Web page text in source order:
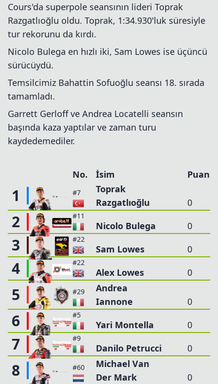
Cours'da superpole seansının lideri Toprak
Razgatlıoğlu oldu. Toprak, 1:34.930'luk süresiyle
tur rekorunu da kırdı.
Nicolo Bulega en hızlı iki, Sam Lowes ise üçüncü
sürücüydü.
Temsilcimiz Bahattin Sofuoğlu seansı 18. sırada
tamamladı.
Garrett Gerloff ve Andrea Locatelli seansın
başında kaza yaptılar ve zaman turu
kaydedemediler.
No. İsim Puan
1 #7
Toprak
Razgatlıoğlu
0
2 #11
Nicolo Bulega 0
3 #22
Sam Lowes 0
4 #22
Alex Lowes 0
5 #29
Andrea
Iannone
0
6 #5
Yari Montella 0
7 #9
Danilo Petrucci 0
8 #60
Michael Van
Der Mark
0